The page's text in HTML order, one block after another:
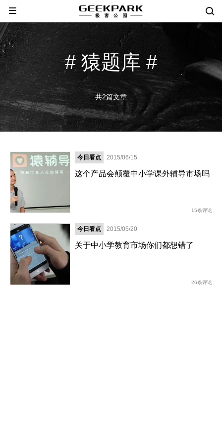
# 猿题库 #
共2篇文章
今日看点 2015/06/15
这个产品会颠覆中小学课外辅导市场吗
15条评论
今日看点 2015/05/20
关于中小学教育市场你们都想错了
26条评论